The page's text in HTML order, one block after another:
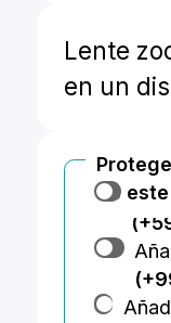
Lente
en un
de